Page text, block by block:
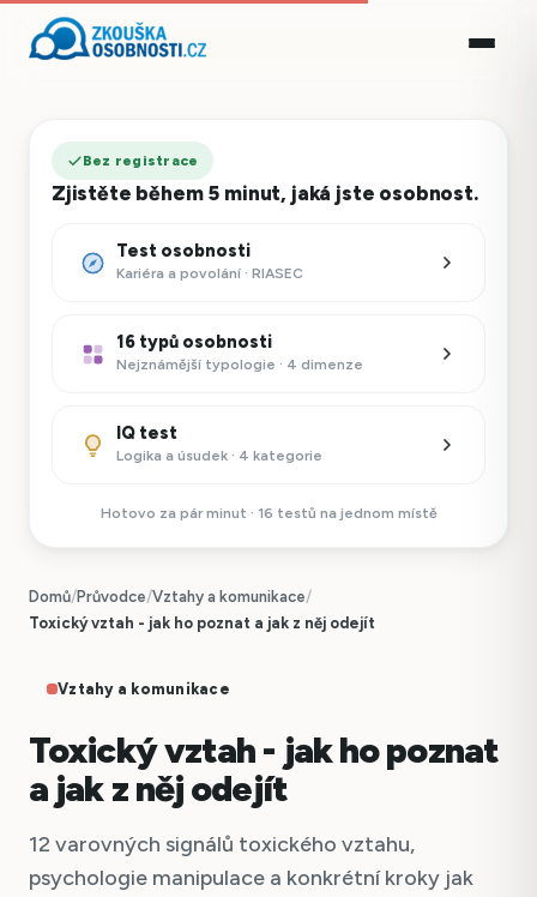
Bez registrace
Zjistěte během 5 minut, jaká jste osobnost.
Test osobnosti
Kariéra a povolání · RIASEC
16 typů osobnosti
Nejznámější typologie · 4 dimenze
IQ test
Logika a úsudek · 4 kategorie
Hotovo za pár minut · 16 testů na jednom místě
Domů/Průvodce/Vztahy a komunikace/
Toxický vztah - jak ho poznat a jak z něj odejít
Vztahy a komunikace
Toxický vztah - jak ho poznat
a jak z něj odejít
12 varovných signálů toxického vztahu,
psychologie manipulace a konkrétní kroky jak